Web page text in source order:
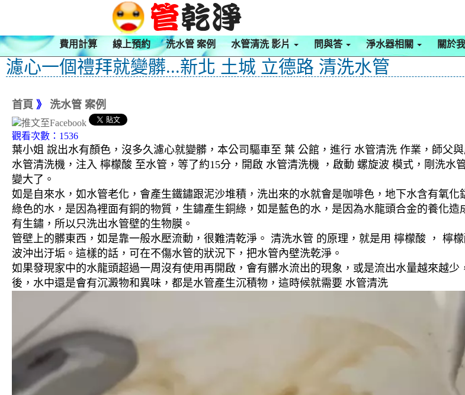
費用計算 線上預約 洗水管 案例 水管清洗 影片 問與答 淨水器相關 關於
濾心一個禮拜就變髒...新北 土城 立德路 清洗水管
首頁 》 洗水管 案例
觀看次數：1536
葉小姐 說出水有顏色，沒多久濾心就變髒，本公司驅車至 葉 公館，進行 水管清洗 作業，師父
水管清洗機，注入 檸檬酸 至水管，等了約15分，開啟 水管清洗機 ，啟動 螺旋波 模式，剛洗
變大了。
如是自來水，如水管老化，會產生鐵鏽跟泥沙堆積，洗出來的水就會是咖啡色，地下水含有氧
綠色的水，是因為裡面有銅的物質，生鏽產生銅綠，如是藍色的水，是因為水龍頭合金的養化
有生鏽，所以只洗出水管壁的生物膜。
管壁上的髒東西，如是靠一般水壓流動，很難清乾淨。 清洗水管 的原理，就是用 檸檬酸 ， 檸
波沖出汙垢。這樣的話，可在不傷水管的狀況下，把水管內壁洗乾淨。
如果發現家中的水龍頭超過一周沒有使用再開啟，會有髒水流出的現象，或是流出水量越來越
後，水中還是會有沉澱物和異味，都是水管產生沉積物，這時候就需要 水管清洗